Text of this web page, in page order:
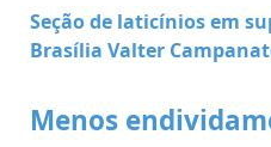
Seção de laticínios em
Brasília Valter
Menos